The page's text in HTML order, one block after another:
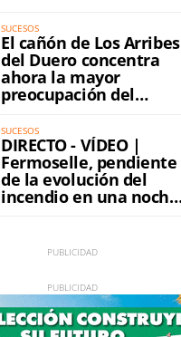
SUCESOS
El cañón de Los Arribes
del Duero concentra
ahora la mayor
preocupación del
incendio
SUCESOS
DIRECTO - VÍDEO |
Fermoselle, pendiente
de la evolución del
incendio en una noche